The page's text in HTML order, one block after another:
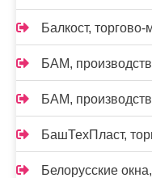
Балкост,
БАМ,
БАМ,
БашТехПласт,
Белорусские